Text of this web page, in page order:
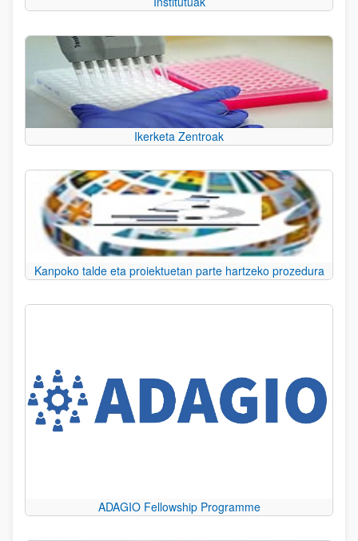
Ikerketa Zentroak
Kanpoko talde eta proiektuetan parte hartzeko prozedura
ADAGIO Fellowship Programme